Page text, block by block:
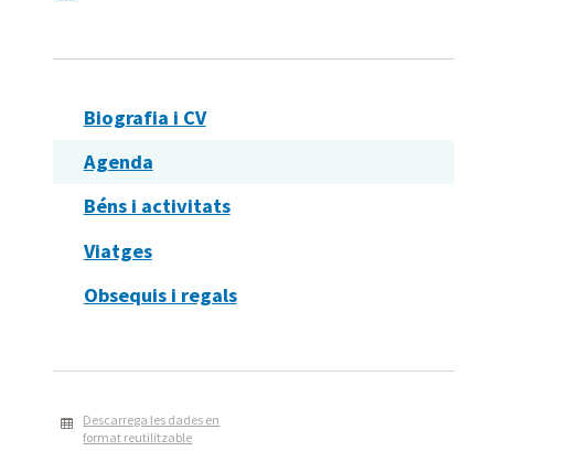
Biografia i CV
Agenda
Béns i activitats
Viatges
Obsequis i regals
Descarrega les dades en
format reutilitzable